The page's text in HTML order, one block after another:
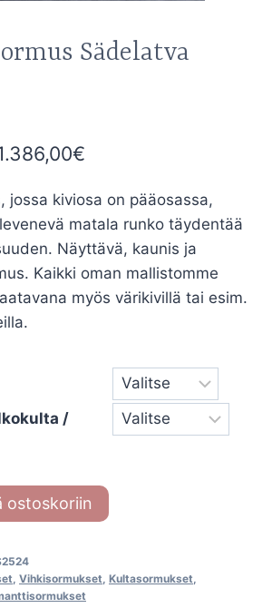
Sädelatva
€
-
1.386,00€
jossa kiviosa on pääosassa,
matala runko täydentää
Näyttävä, kaunis ja
Kaikki oman mallistomme
myös värikivillä tai esim.
/
ostoskoriin
, Vihkisormukset, Kultasormukset,